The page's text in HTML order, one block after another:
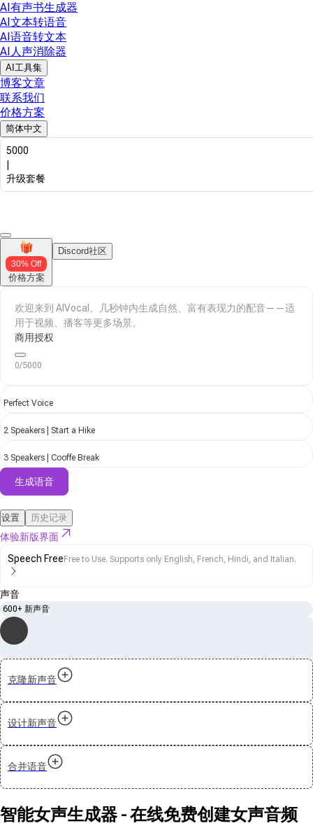
AI有声书生成器
AI文本转语音
AI语音转文本
AI人声消除器
AI工具集
博客文章
联系我们
价格方案
简体中文
5000
升级套餐
30% Off
价格方案
Discord社区
商用授权
0/5000
Perfect Voice
2 Speakers | Start a Hike
3 Speakers | Cooffe Break
生成语音
设置 历史记录
体验新版界面
Speech Free Free to Use. Supports only English, French, Hindi, and Italian.
声音
600+ 新声音
克隆新声音
设计新声音
合并语音
智能女声生成器 - 在线免费创建女声音频